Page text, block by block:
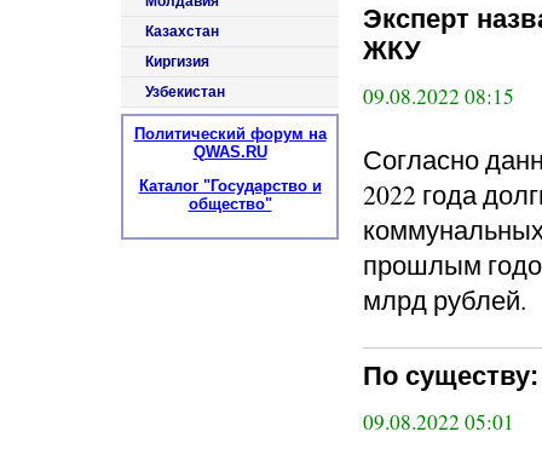
Эксперт
ЖКУ
09.08.2022 08:15
Согласно
2022 года
прошлым
млрд рублей.
По
09.08.2022 05:01
Казахстан
Киргизия
Узбекистан
Политический форум на
QWAS.RU
Каталог "Государство и
общество"